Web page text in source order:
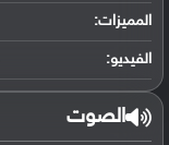
المميزات:
الفيديو:
الصوت